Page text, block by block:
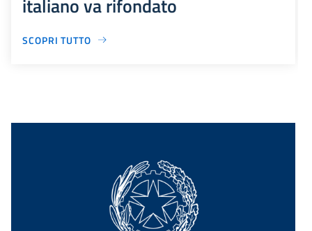
SCOPRI TUTTO